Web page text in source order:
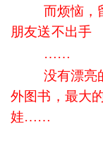
而烦恼，
朋友送不出手
……
没有漂亮
外图书，最大
娃……